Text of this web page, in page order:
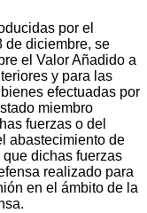
por el
de diciembre, se
el Valor Añadido a
y para las
efectuadas por
miembro
fuerzas o del
abastecimiento de
dichas fuerzas
realizado para
en el ámbito de la